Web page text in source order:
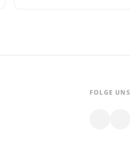
FOLGE UNS